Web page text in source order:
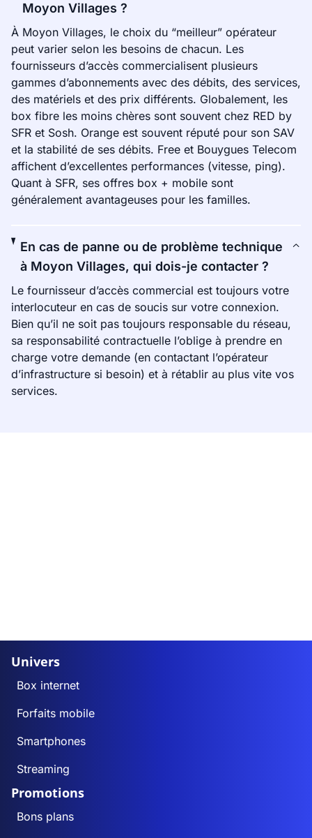
Moyon Villages ?
À Moyon Villages, le choix du “meilleur” opérateur
peut varier selon les besoins de chacun. Les
fournisseurs d’accès commercialisent plusieurs
gammes d’abonnements avec des débits, des services,
des matériels et des prix différents. Globalement, les
box fibre les moins chères sont souvent chez RED by
SFR et Sosh. Orange est souvent réputé pour son SAV
et la stabilité de ses débits. Free et Bouygues Telecom
affichent d’excellentes performances (vitesse, ping).
Quant à SFR, ses offres box + mobile sont
généralement avantageuses pour les familles.
En cas de panne ou de problème technique
à Moyon Villages, qui dois-je contacter ?
Le fournisseur d’accès commercial est toujours votre
interlocuteur en cas de soucis sur votre connexion.
Bien qu’il ne soit pas toujours responsable du réseau,
sa responsabilité contractuelle l’oblige à prendre en
charge votre demande (en contactant l’opérateur
d’infrastructure si besoin) et à rétablir au plus vite vos
services.
Univers
Box internet
Forfaits mobile
Smartphones
Streaming
Promotions
Bons plans